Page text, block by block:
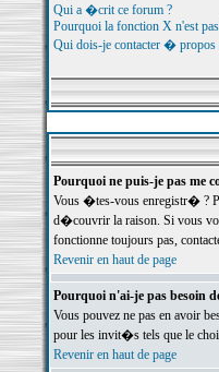
Qui a �crit ce forum ?
Pourquoi la fonction X n'est
Qui dois-je contacter �
Pourquoi ne puis-je pas me
Vous �tes-vous enregistr� ?
d�couvrir la raison. Si vous
fonctionne toujours pas,
Revenir en haut de page
Pourquoi n'ai-je pas besoin
Vous pouvez ne pas en avoir
pour les invit�s tels que le
Revenir en haut de page